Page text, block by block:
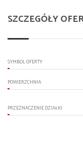
SZCZEGÓŁY
SYMBOL OFERTY
POWIERZCHNIA
PRZEZNACZENIE DZIAŁKI